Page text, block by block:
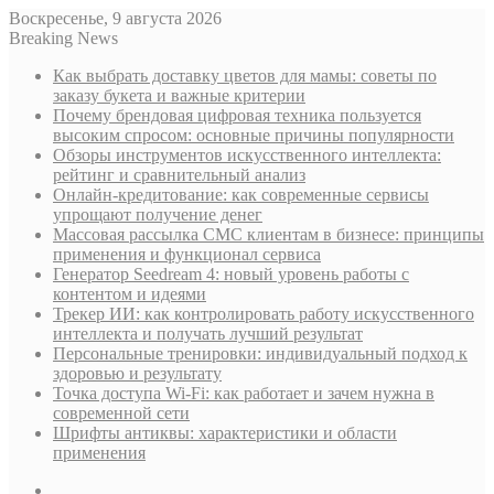
Воскресенье, 9 августа 2026
Breaking News
Как выбрать доставку цветов для мамы: советы по
заказу букета и важные критерии
Почему брендовая цифровая техника пользуется
высоким спросом: основные причины популярности
Обзоры инструментов искусственного интеллекта:
рейтинг и сравнительный анализ
Онлайн-кредитование: как современные сервисы
упрощают получение денег
Массовая рассылка СМС клиентам в бизнесе: принципы
применения и функционал сервиса
Генератор Seedream 4: новый уровень работы с
контентом и идеями
Трекер ИИ: как контролировать работу искусственного
интеллекта и получать лучший результат
Персональные тренировки: индивидуальный подход к
здоровью и результату
Точка доступа Wi-Fi: как работает и зачем нужна в
современной сети
Шрифты антиквы: характеристики и области
применения